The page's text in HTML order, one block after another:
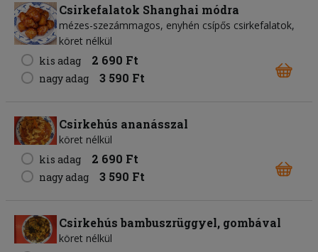
Csirkefalatok Shanghai módra
mézes-szezámmagos, enyhén csípős csirkefalatok,
köret nélkül
kis adag
2 690 Ft
nagy adag 3 590 Ft
Csirkehús ananásszal
köret nélkül
kis adag
2 690 Ft
nagy adag 3 590 Ft
Csirkehús bambuszrüggyel, gombával
köret nélkül